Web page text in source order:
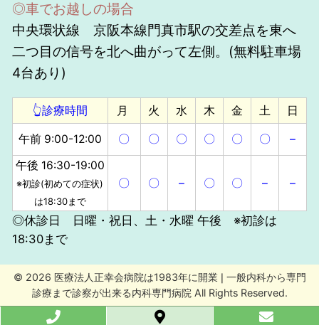
◎車でお越しの場合
中央環状線 京阪本線門真市駅の交差点を東へ
二つ目の信号を北へ曲がって左側。(無料駐車場
4台あり)
👆診療時間 月 火 水 木 金 土 日
午前 9:00-12:00 〇 〇 〇 〇 〇 〇
–
午後 16:30-19:00
※初診(初めての症状)
は18:30まで
〇 〇 – 〇 〇 – –
◎休診日 日曜・祝日、土・水曜 午後 ※初診は
18:30まで
© 2026 医療法人正幸会病院は1983年に開業❘一般内科から専門
診療まで診察が出来る内科専門病院 All Rights Reserved.